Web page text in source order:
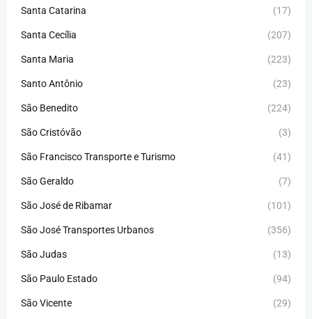
Santa Catarina (17)
Santa Cecília (207)
Santa Maria (223)
Santo Antônio (23)
São Benedito (224)
São Cristóvão (3)
São Francisco Transporte e Turismo (41)
São Geraldo (7)
São José de Ribamar (101)
São José Transportes Urbanos (356)
São Judas (13)
São Paulo Estado (94)
São Vicente (29)